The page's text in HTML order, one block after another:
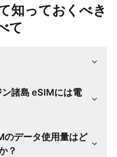
知っておくべき
て
諸島 eSIMには電
のデータ使用量はど
？